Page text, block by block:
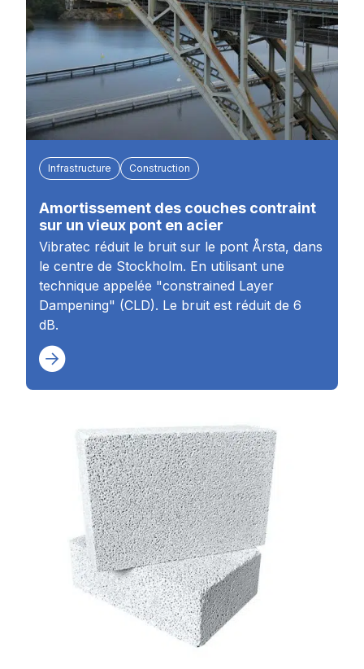
Infrastructure Construction
Amortissement des couches contraint
sur un vieux pont en acier
Vibratec réduit le bruit sur le pont Årsta, dans
le centre de Stockholm. En utilisant une
technique appelée "constrained Layer
Dampening" (CLD). Le bruit est réduit de 6
dB.